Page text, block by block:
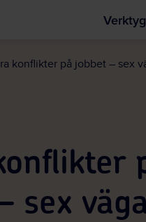
konflikter på jobbet – sex
sex